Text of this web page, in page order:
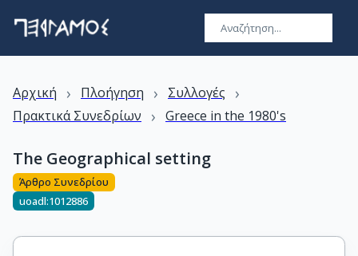
Αρχική › Πλοήγηση › Συλλογές ›
Πρακτικά Συνεδρίων › Greece in the 1980's
The Geographical setting
Άρθρο Συνεδρίου
uoadl:1012886